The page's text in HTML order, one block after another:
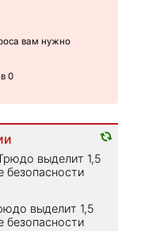
вам нужно
0
выделит 1,5
безопасности
выделит 1,5
безопасности